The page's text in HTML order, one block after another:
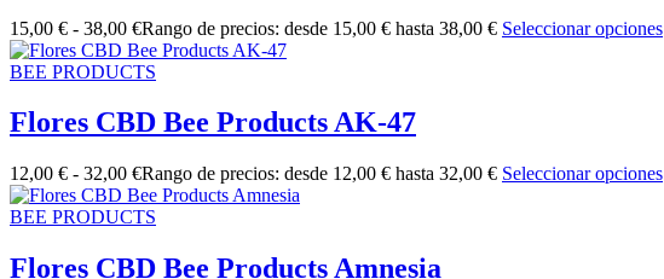
15,00 € - 38,00 €Rango de precios: desde 15,00 € hasta 38,00 € Seleccionar opciones
BEE PRODUCTS
Flores CBD Bee Products AK-47
12,00 € - 32,00 €Rango de precios: desde 12,00 € hasta 32,00 € Seleccionar opciones
BEE PRODUCTS
Flores CBD Bee Products Amnesia